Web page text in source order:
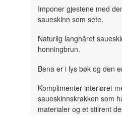
Imponer gjestene med
saueskinn som sete.
Naturlig langhåret
honningbrun.
Bena er i lys bøk og den
Komplimenter interiøret
saueskinnskrakken som
materialer og et stilrent